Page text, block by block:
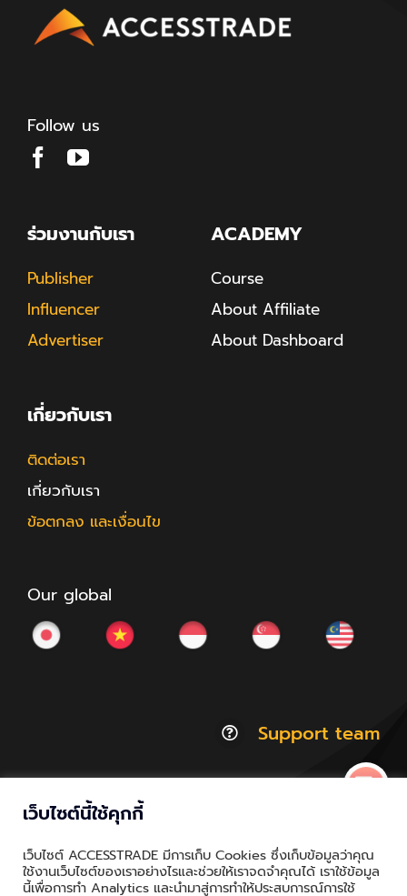
Follow us
ร่วมงานกับเรา
Publisher
Influencer
Advertiser
ACADEMY
Course
About Affiliate
About Dashboard
เกี่ยวกับเรา
ติดต่อเรา
เกี่ยวกับเรา
ข้อตกลง และเงื่อนไข
Our global
Support team
Thailand.a | All Rights Reserved
เว็บไซต์นี้ใช้คุกกี้
เว็บไซต์ ACCESSTRADE มีการเก็บ Cookies ซึ่งเก็บข้อมูลว่าคุณ
ใช้งานเว็บไซต์ของเราอย่างไรและช่วยให้เราจดจำคุณได้ เราใช้ข้อมูล
นี้เพื่อการทำ Analytics และนำมาสู่การทำให้ประสบการณ์การใช้